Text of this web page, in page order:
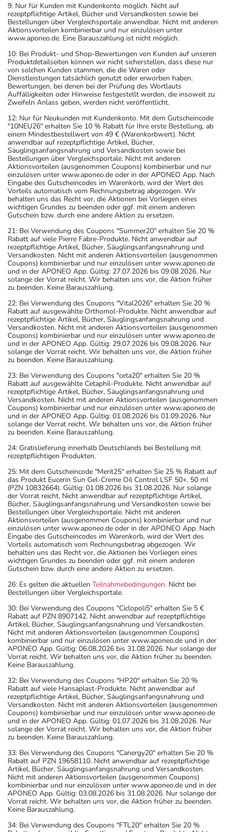
9: Nur für Kunden mit Kundenkonto möglich. Nicht auf
rezeptpflichtige Artikel, Bücher und Versandkosten sowie bei
Bestellungen über Vergleichsportale anwendbar. Nicht mit anderen
Aktionsvorteilen kombinierbar und nur einzulösen unter
www.aponeo.de. Eine Barauszahlung ist nicht möglich.
10: Bei Produkt- und Shop-Bewertungen von Kunden auf unseren
Produktdetailseiten können wir nicht sicherstellen, dass diese nur
von solchen Kunden stammen, die die Waren oder
Dienstleistungen tatsächlich genutzt oder erworben haben.
Bewertungen, bei denen bei der Prüfung des Wortlauts
Auffälligkeiten oder Hinweise festgestellt werden, die insoweit zu
Zweifeln Anlass geben, werden nicht veröffentlicht.
12: Nur für Neukunden mit Kundenkonto. Mit dem Gutscheincode
"10NEU26" erhalten Sie 10 % Rabatt für Ihre erste Bestellung, ab
einem Mindestbestellwert von 49 € (Warenkorbwert). Nicht
anwendbar auf rezeptpflichtige Artikel, Bücher,
Säuglingsanfangsnahrung und Versandkosten sowie bei
Bestellungen über Vergleichsportale. Nicht mit anderen
Aktionsvorteilen (ausgenommen Coupons) kombinierbar und nur
einzulösen unter www.aponeo.de oder in der APONEO App. Nach
Eingabe des Gutscheincodes im Warenkorb, wird der Wert des
Vorteils automatisch vom Rechnungsbetrag abgezogen. Wir
behalten uns das Recht vor, die Aktionen bei Vorliegen eines
wichtigen Grundes zu beenden oder ggf. mit einem anderen
Gutschein bzw. durch eine andere Aktion zu ersetzen.
21: Bei Verwendung des Coupons "Summer20" erhalten Sie 20 %
Rabatt auf viele Pierre Fabre-Produkte. Nicht anwendbar auf
rezeptpflichtige Artikel, Bücher, Säuglingsanfangsnahrung und
Versandkosten. Nicht mit anderen Aktionsvorteilen (ausgenommen
Coupons) kombinierbar und nur einzulösen unter www.aponeo.de
und in der APONEO App. Gültig: 27.07.2026 bis 09.08.2026. Nur
solange der Vorrat reicht. Wir behalten uns vor, die Aktion früher
zu beenden. Keine Barauszahlung.
22: Bei Verwendung des Coupons "Vital2026" erhalten Sie 20 %
Rabatt auf ausgewählte Orthomol-Produkte. Nicht anwendbar auf
rezeptpflichtige Artikel, Bücher, Säuglingsanfangsnahrung und
Versandkosten. Nicht mit anderen Aktionsvorteilen (ausgenommen
Coupons) kombinierbar und nur einzulösen unter www.aponeo.de
und in der APONEO App. Gültig: 29.07.2026 bis 09.08.2026. Nur
solange der Vorrat reicht. Wir behalten uns vor, die Aktion früher
zu beenden. Keine Barauszahlung.
23: Bei Verwendung des Coupons "ceta20" erhalten Sie 20 %
Rabatt auf ausgewählte Cetaphil-Produkte. Nicht anwendbar auf
rezeptpflichtige Artikel, Bücher, Säuglingsanfangsnahrung und
Versandkosten. Nicht mit anderen Aktionsvorteilen (ausgenommen
Coupons) kombinierbar und nur einzulösen unter www.aponeo.de
und in der APONEO App. Gültig: 01.08.2026 bis 01.09.2026. Nur
solange der Vorrat reicht. Wir behalten uns vor, die Aktion früher
zu beenden. Keine Barauszahlung.
24: Gratislieferung innerhalb Deutschlands bei Bestellung mit
rezeptpflichtigen Produkten.
25: Mit dem Gutscheincode "Merit25" erhalten Sie 25 % Rabatt auf
das Produkt Eucerin Sun Gel-Creme Oil Control LSF 50+, 50 ml
(PZN 10832664). Gültig: 01.08.2026 bis 31.08.2026. Nur solange
der Vorrat reicht. Nicht anwendbar auf rezeptpflichtige Artikel,
Bücher, Säuglingsanfangsnahrung und Versandkosten sowie bei
Bestellungen über Vergleichsportale. Nicht mit anderen
Aktionsvorteilen (ausgenommen Coupons) kombinierbar und nur
einzulösen unter www.aponeo.de oder in der APONEO App. Nach
Eingabe des Gutscheincodes im Warenkorb, wird der Wert des
Vorteils automatisch vom Rechnungsbetrag abgezogen. Wir
behalten uns das Recht vor, die Aktionen bei Vorliegen eines
wichtigen Grundes zu beenden oder ggf. mit einem anderen
Gutschein bzw. durch eine andere Aktion zu ersetzen.
26: Es gelten die aktuellen Teilnahmebedingungen. Nicht bei
Bestellungen über Vergleichsportale.
30: Bei Verwendung des Coupons "Ciclopoli5" erhalten Sie 5 €
Rabatt auf PZN 8907142. Nicht anwendbar auf rezeptpflichtige
Artikel, Bücher, Säuglingsanfangsnahrung und Versandkosten.
Nicht mit anderen Aktionsvorteilen (ausgenommen Coupons)
kombinierbar und nur einzulösen unter www.aponeo.de und in der
APONEO App. Gültig: 06.08.2026 bis 31.08.2026. Nur solange der
Vorrat reicht. Wir behalten uns vor, die Aktion früher zu beenden.
Keine Barauszahlung.
32: Bei Verwendung des Coupons "HP20" erhalten Sie 20 %
Rabatt auf viele Hansaplast-Produkte. Nicht anwendbar auf
rezeptpflichtige Artikel, Bücher, Säuglingsanfangsnahrung und
Versandkosten. Nicht mit anderen Aktionsvorteilen (ausgenommen
Coupons) kombinierbar und nur einzulösen unter www.aponeo.de
und in der APONEO App. Gültig: 01.07.2026 bis 31.08.2026. Nur
solange der Vorrat reicht. Wir behalten uns vor, die Aktion früher
zu beenden. Keine Barauszahlung.
33: Bei Verwendung des Coupons "Canergy20" erhalten Sie 20 %
Rabatt auf PZN 19658110. Nicht anwendbar auf rezeptpflichtige
Artikel, Bücher, Säuglingsanfangsnahrung und Versandkosten.
Nicht mit anderen Aktionsvorteilen (ausgenommen Coupons)
kombinierbar und nur einzulösen unter www.aponeo.de und in der
APONEO App. Gültig: 03.08.2026 bis 31.08.2026. Nur solange der
Vorrat reicht. Wir behalten uns vor, die Aktion früher zu beenden.
Keine Barauszahlung.
34: Bei Verwendung des Coupons "FTL20" erhalten Sie 20 %